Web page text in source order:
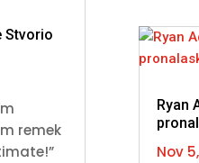
Stvorio
remek
Ryan
Nov